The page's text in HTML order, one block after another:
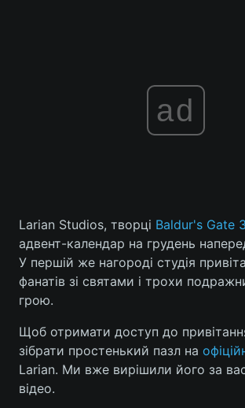
ad
Larian Studios, творці Baldur's Gate 3
адвент-календар на грудень
У першій же нагороді студія
фанатів зі святами і трохи
грою.
Щоб отримати доступ до
зібрати простенький пазл на
Larian. Ми вже вирішили його за
відео.